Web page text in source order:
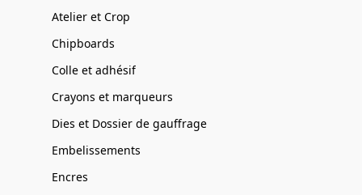
Atelier et Crop
Chipboards
Colle et adhésif
Crayons et marqueurs
Dies et Dossier de gauffrage
Embelissements
Encres